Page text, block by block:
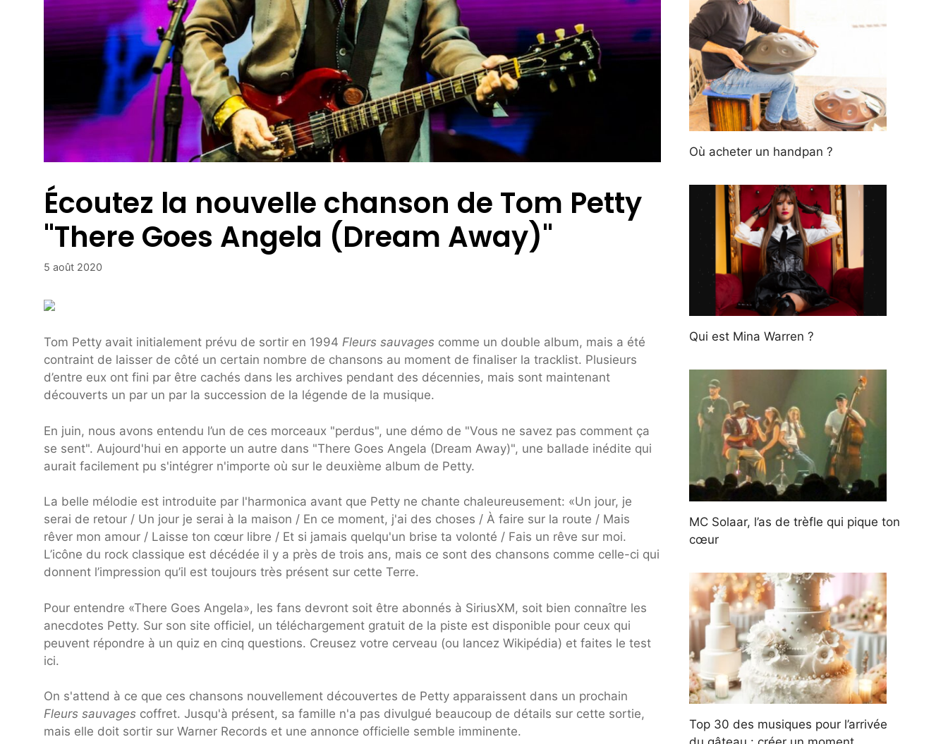
Écoutez la nouvelle chanson de Tom Petty
"There Goes Angela (Dream Away)"
5 août 2020
Tom Petty avait initialement prévu de sortir en 1994 Fleurs sauvages comme un double album, mais a été
contraint de laisser de côté un certain nombre de chansons au moment de finaliser la tracklist. Plusieurs
d’entre eux ont fini par être cachés dans les archives pendant des décennies, mais sont maintenant
découverts un par un par la succession de la légende de la musique.
En juin, nous avons entendu l’un de ces morceaux "perdus", une démo de "Vous ne savez pas comment ça
se sent". Aujourd'hui en apporte un autre dans "There Goes Angela (Dream Away)", une ballade inédite qui
aurait facilement pu s'intégrer n'importe où sur le deuxième album de Petty.
La belle mélodie est introduite par l'harmonica avant que Petty ne chante chaleureusement: «Un jour, je
serai de retour / Un jour je serai à la maison / En ce moment, j'ai des choses / À faire sur la route / Mais
rêver mon amour / Laisse ton cœur libre / Et si jamais quelqu'un brise ta volonté / Fais un rêve sur moi.
L’icône du rock classique est décédée il y a près de trois ans, mais ce sont des chansons comme celle-ci qui
donnent l’impression qu’il est toujours très présent sur cette Terre.
Pour entendre «There Goes Angela», les fans devront soit être abonnés à SiriusXM, soit bien connaître les
anecdotes Petty. Sur son site officiel, un téléchargement gratuit de la piste est disponible pour ceux qui
peuvent répondre à un quiz en cinq questions. Creusez votre cerveau (ou lancez Wikipédia) et faites le test
ici.
On s'attend à ce que ces chansons nouvellement découvertes de Petty apparaissent dans un prochain
Fleurs sauvages coffret. Jusqu'à présent, sa famille n'a pas divulgué beaucoup de détails sur cette sortie,
mais elle doit sortir sur Warner Records et une annonce officielle semble imminente.
Où acheter un handpan ?
Qui est Mina Warren ?
MC Solaar, l’as de trèfle qui pique ton
cœur
Top 30 des musiques pour l’arrivée